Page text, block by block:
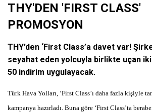
THY'DEN 'FIRST CLASS'
PROMOSYON
THY’den ‘First Class’a davet var!
seyahat eden yolcuyla birlikte uçan
50 indirim uygulayacak.
Türk Hava Yolları, ‘First Class’ı daha fazla kişiyle
kampanya hazırladı. Buna göre ‘First Class’ta